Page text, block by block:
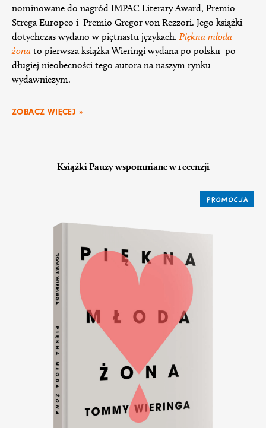
nominowane do nagród IMPAC Literary Award, Premio
Strega Europeo i Premio Gregor von Rezzori. Jego książki
dotychczas wydano w piętnastu językach. Piękna młoda
żona to pierwsza książka Wieringi wydana po polsku po
długiej nieobecności tego autora na naszym rynku
wydawniczym.
ZOBACZ WIĘCEJ »
Książki Pauzy wspomniane w recenzji
PROMOCJA